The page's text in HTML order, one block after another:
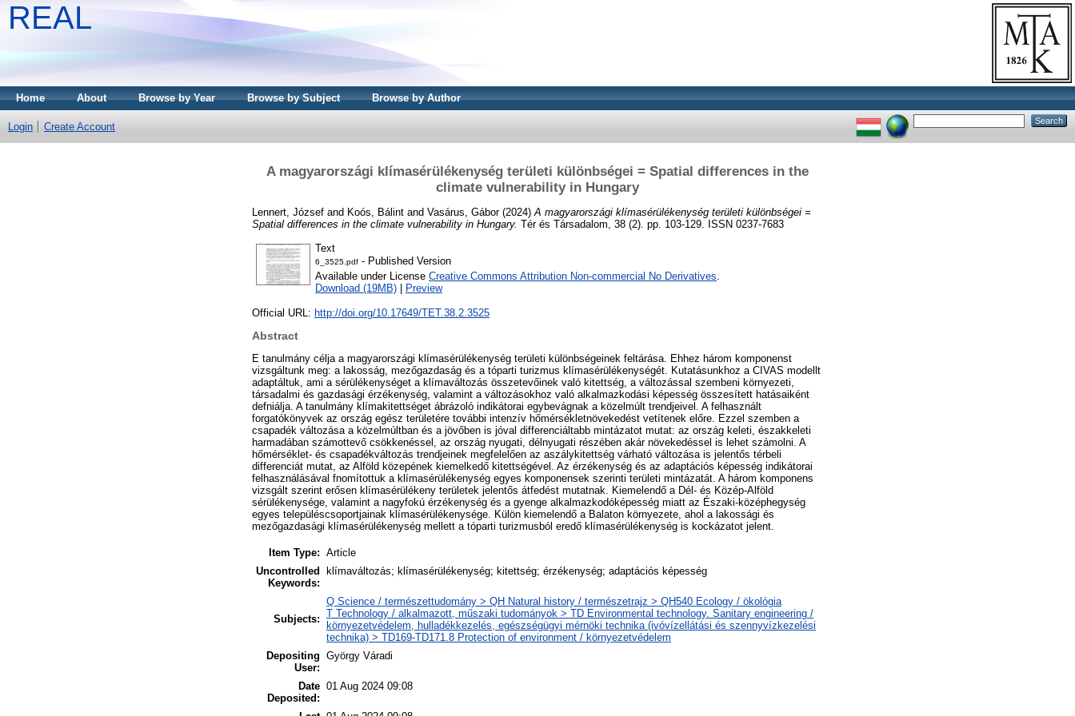
REAL
Home About Browse by Year Browse by Subject Browse by Author
Login Create Account
A magyarországi klímasérülékenység területi különbségei = Spatial differences in the
climate vulnerability in Hungary
Lennert, József and Koós, Bálint and Vasárus, Gábor(2024) A magyarországi klímasérülékenység területi különbségei =
Spatial differences in the climate vulnerability in Hungary. Tér és Társadalom, 38 (2). pp. 103-129. ISSN 0237-7683
Text
6_3525.pdf - Published Version
Available under License Creative Commons Attribution Non-commercial No Derivatives.
Download (19MB)
Preview
Official URL: http://doi.org/10.17649/TET.38.2.3525
Abstract
E tanulmány célja a magyarországi klímasérülékenység területi különbségeinek feltárása. Ehhez három komponenst
vizsgáltunk meg: a lakosság, mezőgazdaság és a tóparti turizmus klímasérülékenységét. Kutatásunkhoz a CIVAS modellt
adaptáltuk, ami a sérülékenységet a klímaváltozás összetevőinek való kitettség, a változással szembeni környezeti,
társadalmi és gazdasági érzékenység, valamint a változásokhoz való alkalmazkodási képesség összesített hatásaiként
defniálja. A tanulmány klímakitettséget ábrázoló indikátorai egybevágnak a közelmúlt trendjeivel. A felhasznált
forgatókönyvek az ország egész területére további intenzív hőmérsékletnövekedést vetítenek előre. Ezzel szemben a
csapadék változása a közelmúltban és a jövőben is jóval differenciáltabb mintázatot mutat: az ország keleti, északkeleti
harmadában számottevő csökkenéssel, az ország nyugati, délnyugati részében akár növekedéssel is lehet számolni. A
hőmérséklet- és csapadékváltozás trendjeinek megfelelően az aszálykitettség várható változása is jelentős térbeli
differenciát mutat, az Alföld közepének kiemelkedő kitettségével. Az érzékenység és az adaptációs képesség indikátorai
felhasználásával fnomítottuk a klímasérülékenység egyes komponensek szerinti területi mintázatát. A három komponens
vizsgált szerint erősen klímasérülékeny területek jelentős átfedést mutatnak. Kiemelendő a Dél- és Közép-Alföld
sérülékenysége, valamint a nagyfokú érzékenység és a gyenge alkalmazkodóképesség miatt az Északi-középhegység
egyes településcsoportjainak klímasérülékenysége. Külön kiemelendő a Balaton környezete, ahol a lakossági és
mezőgazdasági klímasérülékenység mellett a tóparti turizmusból eredő klímasérülékenység is kockázatot jelent.
Item Type: Article
Uncontrolled
Keywords:
klímaváltozás; klímasérülékenység; kitettség; érzékenység; adaptációs képesség
Subjects:
Q Science / természettudomány > QH Natural history / természetrajz > QH540 Ecology / ökológia
T Technology / alkalmazott, műszaki tudományok > TD Environmental technology. Sanitary engineering /
környezetvédelem, hulladékkezelés, egészségügyi mérnöki technika (ivóvízellátási és szennyvízkezelési
technika) > TD169-TD171.8 Protection of environment / környezetvédelem
Depositing
User:
György Váradi
Date
Deposited:
01 Aug 2024 09:08